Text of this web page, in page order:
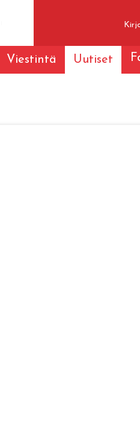
Viestintä Uutiset